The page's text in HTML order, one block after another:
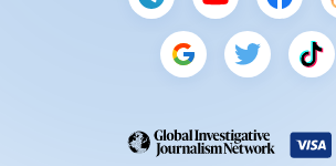
CITEȘTE